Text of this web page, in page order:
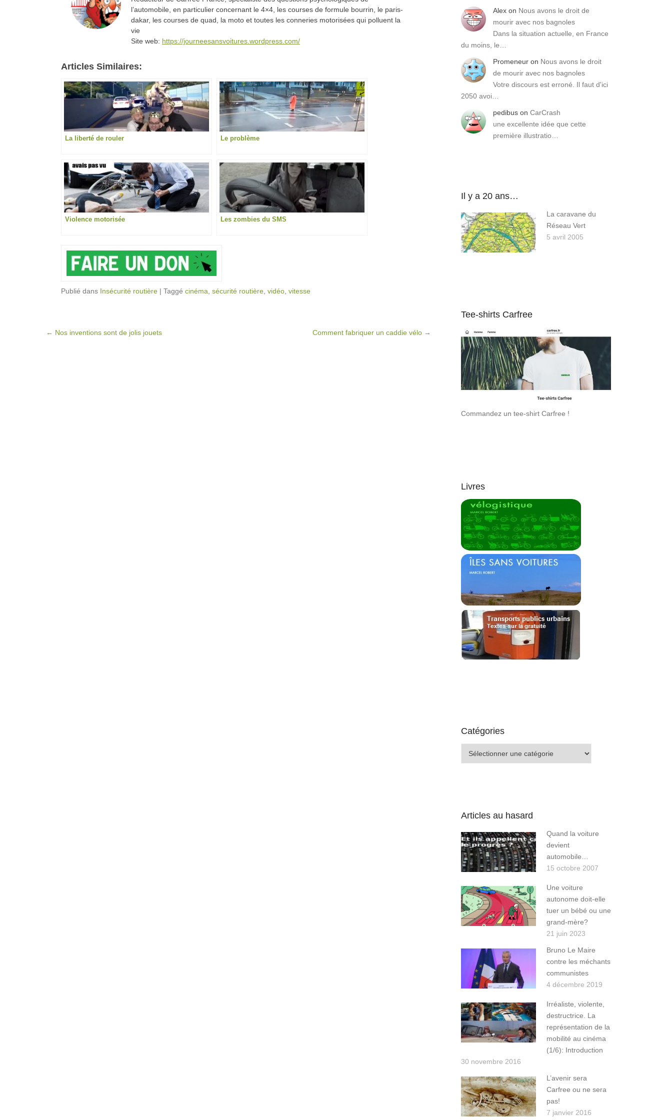
l’automobile, en particulier concernant le 4×4, les courses de formule bourrin, le paris-
dakar, les courses de quad, la moto et toutes les conneries motorisées qui polluent la
vie
Site web: https://journeesansvoitures.wordpress.com/
Articles Similaires:
La liberté de rouler Le problème
Violence motorisée Les zombies du SMS
Publié dans Insécurité routière | Taggé cinéma, sécurité routière, vidéo, vitesse
Post navigation
← Nos inventions sont de jolis jouets Comment fabriquer un caddie vélo →
Alex on Nous avons le droit de
mourir avec nos bagnoles
Dans la situation actuelle, en France
du moins, le…
Promeneur on Nous avons le droit
de mourir avec nos bagnoles
Votre discours est erroné. Il faut d'ici
2050 avoi…
pedibus on CarCrash
une excellente idée que cette
première illustratio…
Il y a 20 ans…
La caravane du
Réseau Vert
5 avril 2005
Tee-shirts Carfree
Commandez un tee-shirt Carfree !
Livres
Catégories
Articles au hasard
Quand la voiture
devient
automobile…
15 octobre 2007
Une voiture
autonome doit-elle
tuer un bébé ou une
grand-mère?
21 juin 2023
Bruno Le Maire
contre les méchants
communistes
4 décembre 2019
Irréaliste, violente,
destructrice. La
représentation de la
mobilité au cinéma
(1/6): Introduction
30 novembre 2016
L’avenir sera
Carfree ou ne sera
pas!
7 janvier 2016